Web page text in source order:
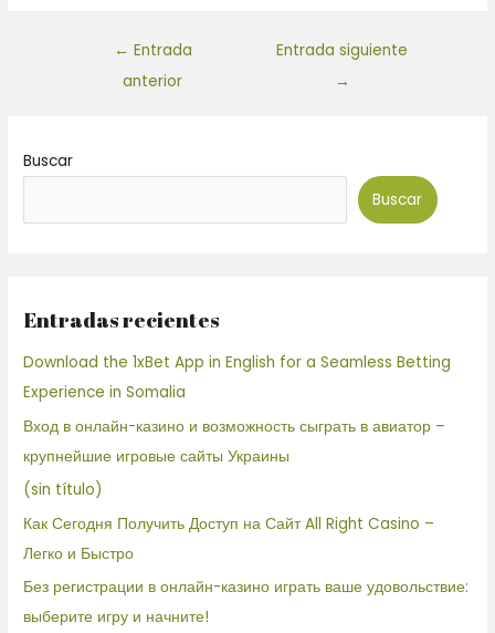
← Entrada
anterior
Entrada siguiente
→
Buscar
Buscar
Entradas recientes
Download the 1xBet App in English for a Seamless Betting
Experience in Somalia
Вход в онлайн-казино и возможность сыграть в авиатор –
крупнейшие игровые сайты Украины
(sin título)
Как Сегодня Получить Доступ на Сайт All Right Casino –
Легко и Быстро
Без регистрации в онлайн-казино играть ваше удовольствие:
выберите игру и начните!